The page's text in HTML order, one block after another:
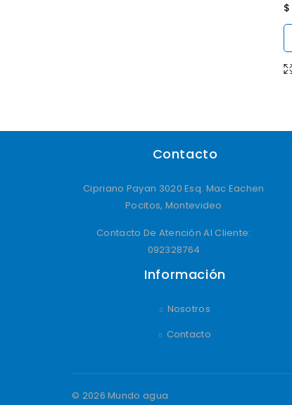
of
$
Contacto
Cipriano Payan 3020 Esq. Mac Eachen
Pocitos, Montevideo
Contacto De Atención Al Cliente:
092328764
Información
Nosotros
Contacto
© 2026 Mundo agua